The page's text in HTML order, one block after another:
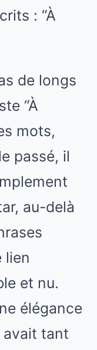
: “À
de longs
“À
mots,
passé, il
au-delà
lien
et nu.
élégance
avait tant